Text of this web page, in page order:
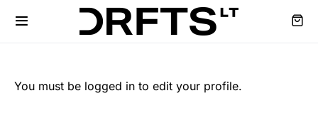
You must be logged in to edit your profile.